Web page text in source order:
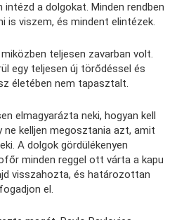
a dolgokat. Minden rendben
is viszem, és mindent elintézek.
teljesen zavarban volt.
egy teljesen új törődéssel és
életében nem tapasztalt.
elmagyarázta neki, hogyan kell
ne kelljen megosztania azt, amit
A dolgok gördülékenyen
minden reggel ott várta a kapu
visszahozta, és határozottan
el.